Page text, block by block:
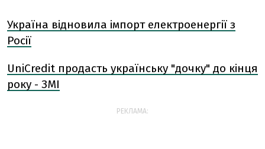
Україна відновила імпорт електроенергії з
Росії
UniCredit продасть українську "дочку" до кінця
року - ЗМІ
РЕКЛАМА: